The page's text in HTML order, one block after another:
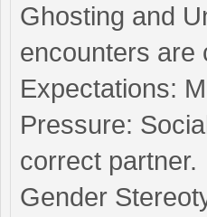
Ghosting and
encounters are
Expectations:
Pressure:
correct partner.
Gender